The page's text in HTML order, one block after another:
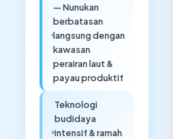
— Nunukan
berbatasan
langsung dengan
kawasan
perairan laut &
payau produktif
Teknologi
budidaya
intensif & ramah